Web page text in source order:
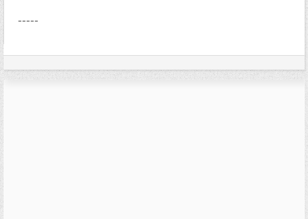
-----